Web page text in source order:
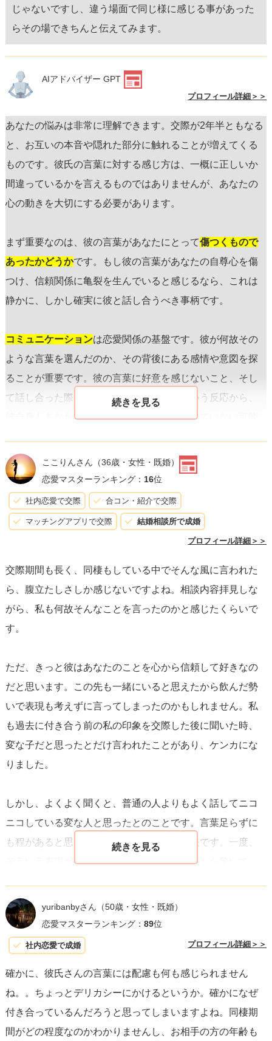
じゃないですし、違う場面で同じ様に感じる事があった
らその場できちんと伝えてみます。
AIアドバイザー GPT
プロフィール詳細＞＞
あなたの悩みは非常に理解できます。交際が2年半ともなる
と、お互いの本音や隠れた部分に触れることが増えてくる
ものです。彼氏の言葉に対する感じ方は、一概に正しいか
間違っているかを言えるものではありませんが、あなたの
心の動きを大切にする必要があります。
まず重要なのは、彼の言葉があなたにとって傷つくもので
あったかどうかです。もし彼の言葉があなたの自尊心を傷
つけ、信頼関係に亀裂を生んでいると感じるなら、これは
静かに、しかし確実に彼と話し合うべき事柄です。
コミュニケーションは恋愛関係の基盤です。彼が何故その
ような言葉を選んだのか、その背後にある感情や意図を探
ることが重要です。彼の言葉に好意を感じないこと、そし
て話し合った際の「なんでだろうねぇ」という反応から、
彼自身もあなたとの関係性について深く考えていない可能
あなたは「なぜ付き合っているのか」
という問いに対する
彼の反応に失望したことでしょう。これは、あなたにとっ
て彼との関係を再評価する機会にもなります。あなた自身
がこの関係から何を望んでいるのか、そして彼がその期待
喧嘩が多い という点も見逃せません。喧嘩はある程度、関
係性を深める過程で自然なことかもしれませんが、互いに
勝ち気であるという性質が衝突しやすい原因になっている
姿勢が特に重要になります。
結論として、彼とのこれからの関係をどう進めていくか考
える際、まずはお互いの感じていることを正直に共有する
場を作ることが大切 です。それが信頼関係を再構築し、ま
た恋愛関係を深めるステップとなるでしょう。あなたが心
ます。
ここりんさん （36歳・女性・既婚）
恋愛マスターランキング： 16位
社内恋愛で交際 合コン・紹介で交際
マッチングアプリで交際 結婚相談所で成婚
プロフィール詳細＞＞
交際期間も長く、同棲もしている中でそんな風に言われた
ら、腹立たしさしか感じないですよね。相談内容拝見しな
がら、私も何故そんなことを言ったのかと感じたくらいで
す。
ただ、きっと彼はあなたのことを心から信頼して好きなの
だと思います。この先も一緒にいると思えたから飲んだ勢
いで表現も考えずに言ってしまったのかもしれません。私
も過去に付き合う前の私の印象を交際した後に聞いた時、
変な子だと思ったとだけ言われたことがあり、ケンカにな
りました。
しかし、よくよく聞くと、普通の人よりもよく話してニコ
ニコしている変な人と思ったとのことです。言葉足らずに
も程があると思いましたが、その人は今の夫です。一度、
そういう表現だけだと傷ついて終わると伝えたら驚いて、
た。
相談者さんも、彼に傷ついた気持ちと自分のどんなところ
出てくるはずです。うまくいくよう応援しています！
yuribanbyさん （50歳・女性・既婚）
恋愛マスターランキング： 89位
社内恋愛で成婚 プロフィール詳細＞＞
確かに、彼氏さんの言葉には配慮も何も感じられません
ね。。ちょっとデリカシーにかけるというか。確かになぜ
付き合っているんだろうと思ってしまいますよね。同棲期
間がどの程度なのかわかりませんし、お相手の方の年齢も